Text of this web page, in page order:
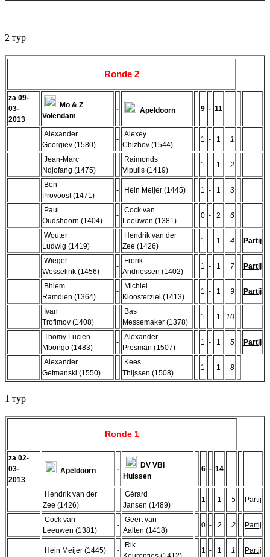
2 тур
Ronde 2
za 09-
03-
2013
Mo & Z
Volendam
- Apeldoorn 9 - 11
Alexander
Georgiev (1580)
-
Alexey
Chizhov (1544)
1 - 1 1
Jean-Marc
Ndjofang (1475)
-
Raimonds
Vipulis (1419)
1 - 1 2
Ben
Provoost (1471)
- Hein Meijer (1445) 1 - 1 3
Paul
Oudshoorn (1404)
-
Cock van
Leeuwen (1381)
0 - 2 6
Wouter
Ludwig (1419)
-
Hendrik van der
Zee (1426)
1 - 1 4 Partij
Wieger
Wesselink (1456)
-
Frerik
Andriessen (1402)
1 - 1 7 Partij
Bhiem
Ramdien (1364)
-
Michiel
Kloosterziel (1413)
1 - 1 9 Partij
Ivan
Trofimov (1408)
-
Bas
Messemaker (1378)
1 - 1 10
Thomy Lucien
Mbongo (1483)
-
Alexander
Presman (1507)
1 - 1 5 Partij
Alexander
Getmanski (1550)
-
Kees
Thijssen (1508)
1 - 1 8
1 тур
Ronde 1
za 02-
03-
2013
Apeldoorn -
DV VBI
Huissen
6 - 14
Hendrik van der
Zee (1426)
-
Gérard
Jansen (1489)
1 - 1 5 Partij
Cock van
Leeuwen (1381)
-
Geert van
Aalten (1418)
0 - 2 2 Partij
Hein Meijer (1445) -
Rik
1 - 1 1 Partij